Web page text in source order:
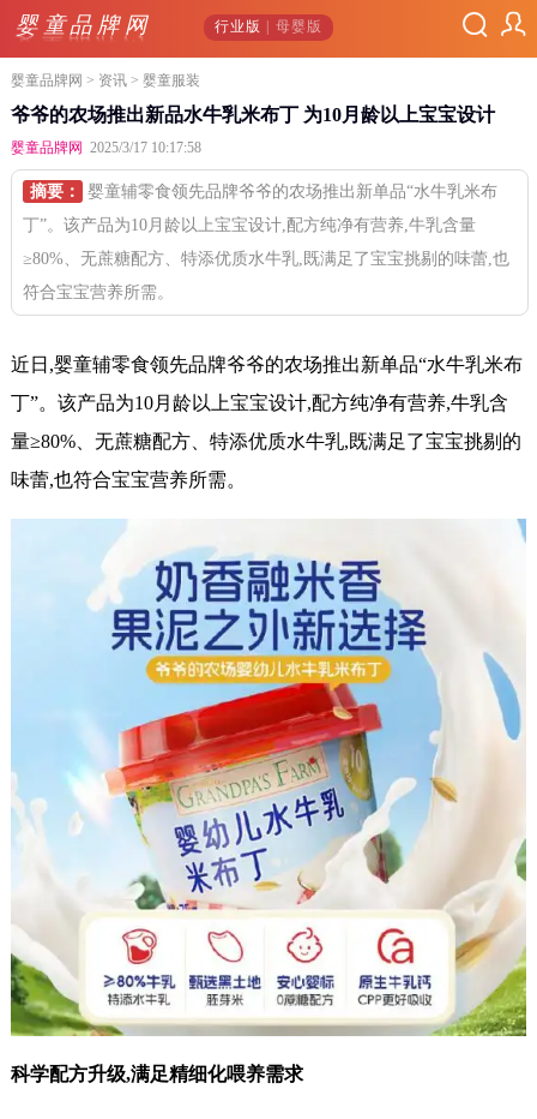
婴童品牌网 行业版 | 母婴版
婴童品牌网 > 资讯> 婴童服装
爷爷的农场推出新品水牛乳米布丁 为10月龄以上宝宝设计
婴童品牌网 2025/3/17 10:17:58
摘要：
婴童辅零食领先品牌爷爷的农场推出新单品“水牛乳米布
丁”。该产品为10月龄以上宝宝设计,配方纯净有营养,牛乳含量
≥80%、无蔗糖配方、特添优质水牛乳,既满足了宝宝挑剔的味蕾,也
符合宝宝营养所需。
近日,婴童辅零食领先品牌爷爷的农场推出新单品“水牛乳米布
丁”。该产品为10月龄以上宝宝设计,配方纯净有营养,牛乳含
量≥80%、无蔗糖配方、特添优质水牛乳,既满足了宝宝挑剔的
味蕾,也符合宝宝营养所需。
科学配方升级,满足精细化喂养需求